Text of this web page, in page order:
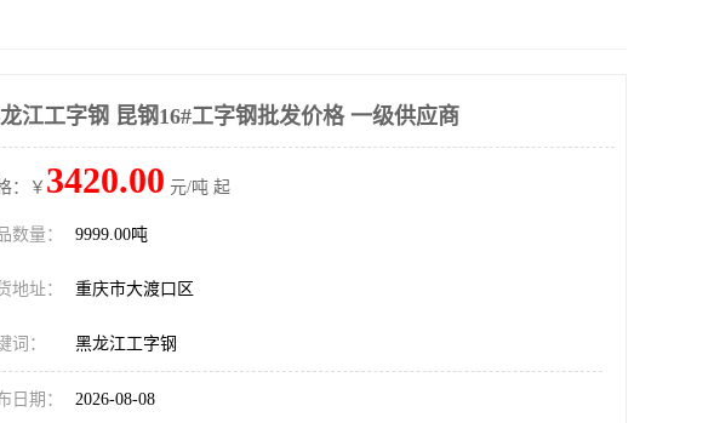
江工字钢 昆钢16#工字钢批发价格 一级供应商
：￥ 3420.00 元/吨 起
数量： 9999.00吨
地址： 重庆市大渡口区
词： 黑龙江工字钢
日期： 2026-08-08